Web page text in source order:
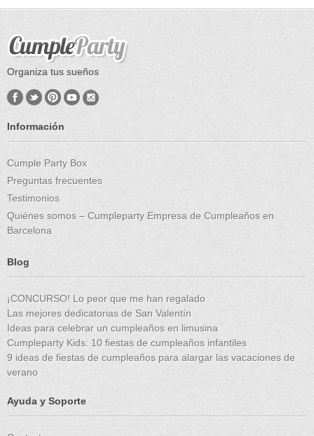
Organiza tus sueños
Información
Cumple Party Box
Preguntas frecuentes
Testimonios
Quiénes somos – Cumpleparty Empresa de Cumpleaños en
Barcelona
Blog
¡CONCURSO! Lo peor que me han regalado
Las mejores dedicatorias de San Valentín
Ideas para celebrar un cumpleaños en limusina
Cumpleparty Kids: 10 fiestas de cumpleaños infantiles
9 ideas de fiestas de cumpleaños para alargar las vacaciones de
verano
Ayuda y Soporte